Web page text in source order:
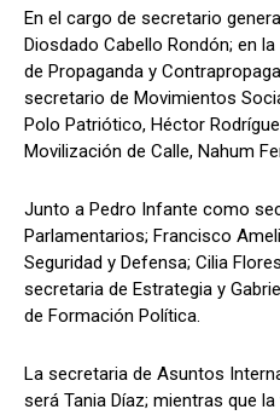
En el cargo de secretario
Diosdado Cabello Rondón; en
de Propaganda y
secretario de Movimientos
Polo Patriótico, Héctor
Movilización de Calle, Nahum
Junto a Pedro Infante como
Parlamentarios; Francisco
Seguridad y Defensa; Cilia
secretaria de Estrategia y
de Formación Política.
La secretaria de Asuntos
será Tania Díaz; mientras que